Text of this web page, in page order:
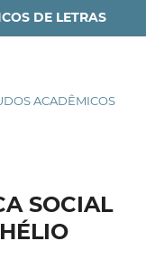
DE LETRAS
ACADÊMICOS
SOCIAL